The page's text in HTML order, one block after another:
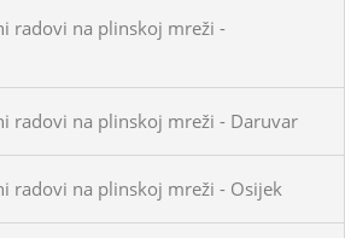
radovi na plinskoj mreži -
radovi na plinskoj mreži - Daruvar
radovi na plinskoj mreži - Osijek